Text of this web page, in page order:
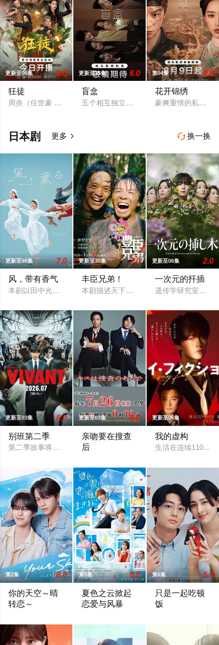
更新至06集 9.0
狂徒
周炎（任世豪 饰）赴琅迦寻未婚妻时，遭人贩掳走沦为猪仔，
更新至15集 6.0
盲盒
五个相互独立，又彼此呼应的故事——用一
第04集 4.0
花开锦绣
豪爽重情的私盐贩
 换一换
日本剧 更多 
更新至96集 7.0
风，带有香气
本剧以田中光著作《明治的南丁格尔 大关和物语》为原案，取
更新至30集 7.0
丰臣兄弟！
本剧描述天下人丰臣秀吉之弟，武将丰臣
更新至06集 2.0
一次元的扦插
遗传学研究室的博
更新至03集 6.0
别班第二季
第二季故事将紧接前作结局展开，以自卫队直辖的非公开组织
更新至03集 6.0
亲吻要在搜查
后
更新至06集 3.0
我的虚构
生活在连续1100天
第2集 8.0
你的天空～晴
转恋～
第5集 8.0
夏色之云掀起
恋爱与风暴
第6集 6.0
只是一起吃顿
饭